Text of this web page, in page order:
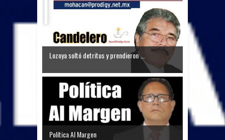
Lozoya soltó detritus y prendieron ...
Política Al Margen